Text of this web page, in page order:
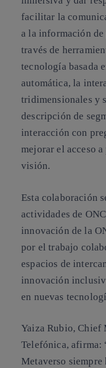
facilitar la
a la información de
través de
tecnología basada
automática, la
tridimensionales y
descripción de
interacción con
mejorar el acceso
visión.
Esta colaboración
actividades de
innovación de la
por el trabajo
espacios de
innovación
en nuevas
Yaiza Rubio, Chief
Telefónica, afirma:
Metaverso